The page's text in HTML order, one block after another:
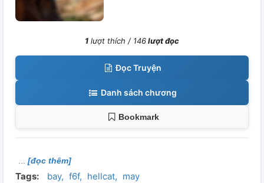
1 lượt thích / 146lượt đọc
Đọc Truyện
Danh sách chương
Bookmark
[đọc thêm]
Tags: bay f6f hellcat may